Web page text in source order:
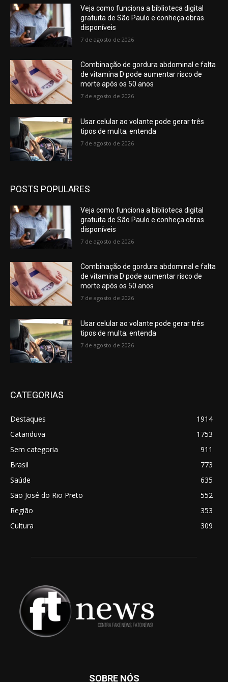
Veja como funciona a biblioteca digital
gratuita de São Paulo e conheça obras
disponíveis
7 de agosto de 2026
Combinação de gordura abdominal e falta
de vitamina D pode aumentar risco de
morte após os 50 anos
7 de agosto de 2026
Usar celular ao volante pode gerar três
tipos de multa; entenda
7 de agosto de 2026
POSTS POPULARES
Veja como funciona a biblioteca digital
gratuita de São Paulo e conheça obras
disponíveis
7 de agosto de 2026
Combinação de gordura abdominal e falta
de vitamina D pode aumentar risco de
morte após os 50 anos
7 de agosto de 2026
Usar celular ao volante pode gerar três
tipos de multa; entenda
7 de agosto de 2026
CATEGORIAS
Destaques
1914
Catanduva
1753
Sem categoria
911
Brasil
773
Saúde
635
São José do Rio Preto
552
Região
353
Cultura
309
SOBRE NÓS